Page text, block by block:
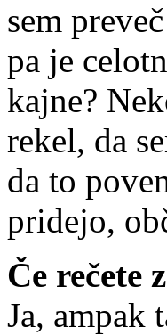
sem
pa je
kajne?
rekel, da
da to
pridejo,
Če rečete
Ja, ampak